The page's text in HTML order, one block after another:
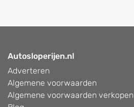
Autosloperijen.nl
Adverteren
Algemene voorwaarden
Algemene voorwaarden verkopen